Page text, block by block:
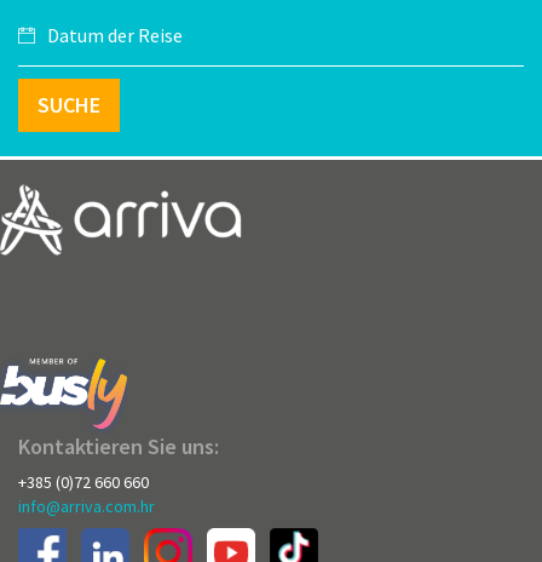
SUCHE
Kontaktieren Sie uns:
+385 (0)72 660 660
info@arriva.com.hr